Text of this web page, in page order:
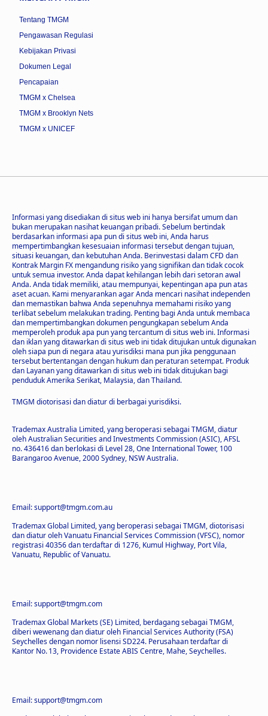
Tentang TMGM
Pengawasan Regulasi
Kebijakan Privasi
Dokumen Legal
Pencapaian
TMGM x Chelsea
TMGM x Brooklyn Nets
TMGM x UNICEF
Informasi yang disediakan di situs web ini hanya bersifat umum dan
bukan merupakan nasihat keuangan pribadi. Sebelum bertindak
berdasarkan informasi apa pun di situs web ini, Anda harus
mempertimbangkan kesesuaian informasi tersebut dengan tujuan,
situasi keuangan, dan kebutuhan Anda. Berinvestasi dalam CFD dan
Kontrak Margin FX mengandung risiko yang signifikan dan tidak cocok
untuk semua investor. Anda dapat kehilangan lebih dari setoran awal
Anda. Anda tidak memiliki, atau mempunyai, kepentingan apa pun atas
aset acuan. Kami menyarankan agar Anda mencari nasihat independen
dan memastikan bahwa Anda sepenuhnya memahami risiko yang
terlibat sebelum melakukan trading. Penting bagi Anda untuk membaca
dan mempertimbangkan dokumen pengungkapan sebelum Anda
memperoleh produk apa pun yang tercantum di situs web ini. Informasi
dan iklan yang ditawarkan di situs web ini tidak ditujukan untuk digunakan
oleh siapa pun di negara atau yurisdiksi mana pun jika penggunaan
tersebut bertentangan dengan hukum dan peraturan setempat. Produk
dan Layanan yang ditawarkan di situs web ini tidak ditujukan bagi
penduduk Amerika Serikat, Malaysia, dan Thailand.
TMGM diotorisasi dan diatur di berbagai yurisdiksi.
Trademax Australia Limited, yang beroperasi sebagai TMGM, diatur
oleh Australian Securities and Investments Commission (ASIC), AFSL
no. 436416 dan berlokasi di Level 28, One International Tower, 100
Barangaroo Avenue, 2000 Sydney, NSW Australia.
Email: support@tmgm.com.au
Trademax Global Limited, yang beroperasi sebagai TMGM, diotorisasi
dan diatur oleh Vanuatu Financial Services Commission (VFSC), nomor
registrasi 40356 dan terdaftar di 1276, Kumul Highway, Port Vila,
Vanuatu, Republic of Vanuatu.
Email: support@tmgm.com
Trademax Global Markets (SE) Limited, berdagang sebagai TMGM,
diberi wewenang dan diatur oleh Financial Services Authority (FSA)
Seychelles dengan nomor lisensi SD224. Perusahaan terdaftar di
Kantor No. 13, Providence Estate ABIS Centre, Mahe, Seychelles.
Email: support@tmgm.com